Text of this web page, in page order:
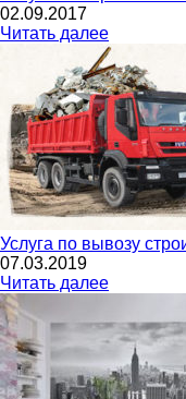
02.09.2017
Читать далее
Услуга по вывозу
07.03.2019
Читать далее